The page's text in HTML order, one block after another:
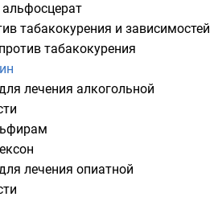
табакокурения и зависимостей
табакокурения
лечения алкогольной
лечения опиатной